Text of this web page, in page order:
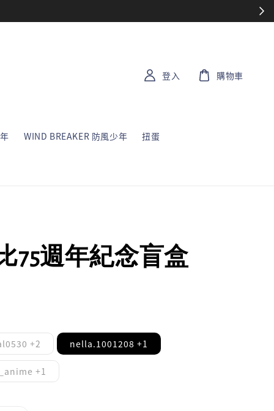
WIND BREAKER 防風少年 扭蛋
登入 購物車
75週年紀念盲盒
+2 nella.1001208 +1
+1